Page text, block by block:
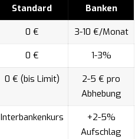
Standard
Banken
0 €
3-10 €/Monat
0 €
1-3%
0 € (bis Limit)
2-5 € pro
Abhebung
Interbankenkurs
+2-5%
Aufschlag